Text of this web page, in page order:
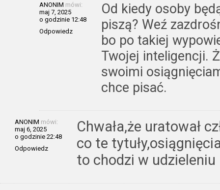
ANONIM mówi:
maj 7, 2025
o godzinie 12:48
Odpowiedz
Od kiedy osoby
piszą? Weź
bo po takiej
Twojej inteligencji.
swoimi
chce pisać.
ANONIM mówi:
maj 6, 2025
o godzinie 22:48
Odpowiedz
Chwała,że uratował
co te
to chodzi w